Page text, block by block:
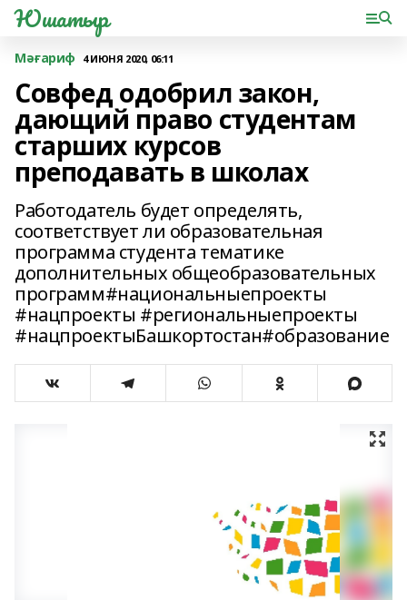
Юшатыр
Мәғариф 4 ИЮНЯ 2020, 06:11
Совфед одобрил закон,
дающий право студентам
старших курсов
преподавать в школах
Работодатель будет определять,
соответствует ли образовательная
программа студента тематике
дополнительных общеобразовательных
программ#национальныепроекты
#нацпроекты #региональныепроекты
#нацпроектыБашкортостан#образование